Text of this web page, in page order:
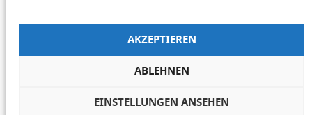
AKZEPTIEREN
ABLEHNEN
EINSTELLUNGEN ANSEHEN